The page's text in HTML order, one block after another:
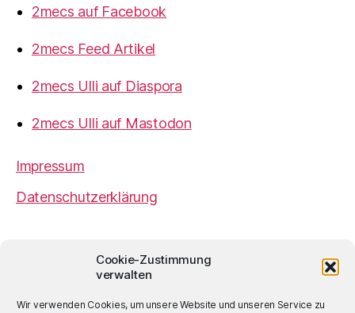
Cookie-Zustimmung
verwalten
Wir verwenden Cookies, um unsere Website und unseren Service zu
2mecs auf Facebook
2mecs Feed Artikel
2mecs Ulli auf Diaspora
2mecs Ulli auf Mastodon
Impressum
Datenschutzerklärung
Ulrich Würdemannist sofern nicht
anders angegeben lizenziert unter einer
Creative
Lizenz.